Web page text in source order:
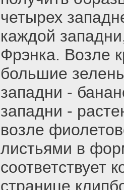
четырех
каждой
Фрэнка. Возле
большие
западни -
западни -
возле
листьями в
соответствует
странице